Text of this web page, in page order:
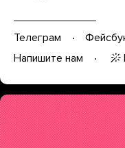
Телеграм
Напишите нам